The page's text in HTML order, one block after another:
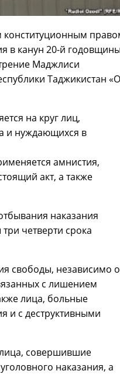
конституционным
в канун 20-й годовщины
Маджлиси
Таджикистан
на круг лиц,
и нуждающихся в
амнистия,
акт, а также
наказания
четверти срока
свободы, независимо
с лишением
лица, больные
и с деструктивными
совершившие
наказания, а